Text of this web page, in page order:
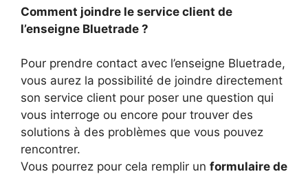
Comment joindre le service client de
l’enseigne Bluetrade ?
Pour prendre contact avec l’enseigne Bluetrade,
vous aurez la possibilité de joindre directement
son service client pour poser une question qui
vous interroge ou encore pour trouver des
solutions à des problèmes que vous pouvez
rencontrer.
Vous pourrez pour cela remplir un formulaire de